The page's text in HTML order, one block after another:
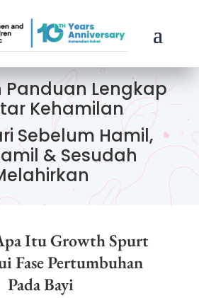
Lengkap
Kehamilan
Sebelum Hamil,
& Sesudah
Itu Growth Spurt
Fase Pertumbuhan
Pada Bayi